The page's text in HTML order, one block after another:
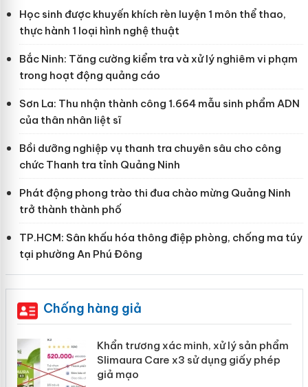
Học sinh được khuyến khích rèn luyện 1 môn thể thao,
thực hành 1 loại hình nghệ thuật
Bắc Ninh: Tăng cường kiểm tra và xử lý nghiêm vi phạm
trong hoạt động quảng cáo
Sơn La: Thu nhận thành công 1.664 mẫu sinh phẩm ADN
của thân nhân liệt sĩ
Bồi dưỡng nghiệp vụ thanh tra chuyên sâu cho công
chức Thanh tra tỉnh Quảng Ninh
Phát động phong trào thi đua chào mừng Quảng Ninh
trở thành thành phố
TP.HCM: Sân khấu hóa thông điệp phòng, chống ma túy
tại phường An Phú Đông
Chống hàng giả
Khẩn trương xác minh, xử lý sản phẩm
Slimaura Care x3 sử dụng giấy phép
giả mạo